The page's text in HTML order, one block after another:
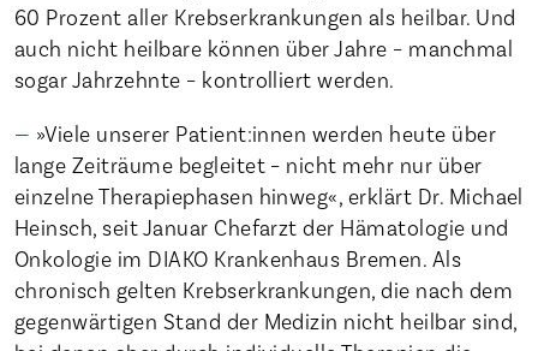
60 Prozent aller Krebserkrankungen als heilbar. Und
auch nicht heilbare können über Jahre – manchmal
sogar Jahrzehnte – kontrolliert werden.
»Viele unserer Patient:innen werden heute über
lange Zeiträume begleitet – nicht mehr nur über
einzelne Therapiephasen hinweg«, erklärt Dr. Michael
Heinsch, seit Januar Chefarzt der Hämatologie und
Onkologie im DIAKO Krankenhaus Bremen. Als
chronisch gelten Krebserkrankungen, die nach dem
gegenwärtigen Stand der Medizin nicht heilbar sind,